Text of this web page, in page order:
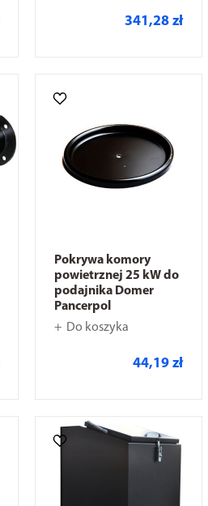
341,28 zł
Pokrywa komory
powietrznej 25 kW do
podajnika Domer
Pancerpol
Do koszyka
44,19 zł